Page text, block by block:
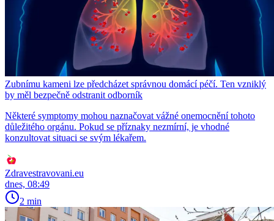
Zubnímu kameni lze předcházet správnou domácí péčí. Ten vzniklý
by měl bezpečně odstranit odborník
Některé symptomy mohou naznačovat vážné onemocnění tohoto
důležitého orgánu. Pokud se příznaky nezmírní, je vhodné
konzultovat situaci se svým lékařem.
Zdravestravovani.eu
dnes, 08:49
2 min